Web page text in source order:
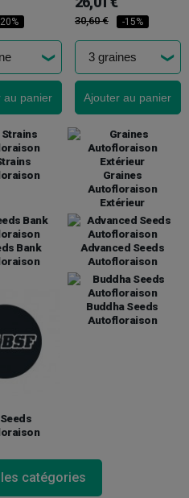
au panier
30,60 € -15%
Ajouter au panier
Graines
Autofloraison
Extérieur
Bank
Advanced Seeds
Autofloraison
Buddha Seeds
Autofloraison
catégories